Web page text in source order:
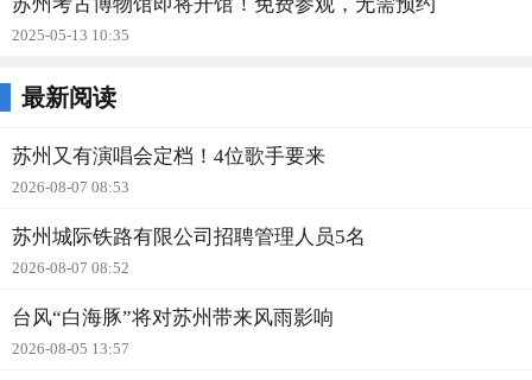
2025-05-13 10:35
最新阅读
苏州又有演唱会定档！4位歌手要来
2026-08-07 08:53
苏州城际铁路有限公司招聘管理人员5名
2026-08-07 08:52
台风“白海豚”将对苏州带来风雨影响
2026-08-05 13:57